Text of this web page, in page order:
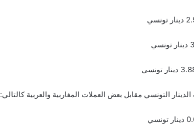
التونسي مقابل بعض العملات المغاربية والعربية كالتالي: